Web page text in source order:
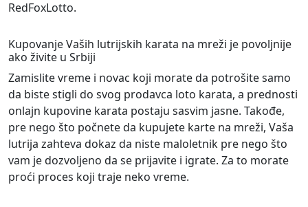
RedFoxLotto.
Kupovanje Vaših lutrijskih karata na mreži je povoljnije
ako živite u Srbiji
Zamislite vreme i novac koji morate da potrošite samo
da biste stigli do svog prodavca loto karata, a prednosti
onlajn kupovine karata postaju sasvim jasne. Takođe,
pre nego što počnete da kupujete karte na mreži, Vaša
lutrija zahteva dokaz da niste maloletnik pre nego što
vam je dozvoljeno da se prijavite i igrate. Za to morate
proći proces koji traje neko vreme.